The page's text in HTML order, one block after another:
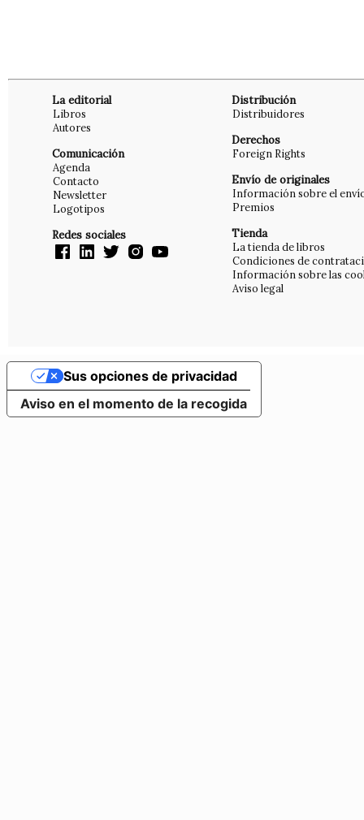
La editorial
Libros
Autores
Comunicación
Agenda
Contacto
Newsletter
Logotipos
Redes sociales
Distribución
Distribuidores
Derechos
Foreign Rights
Envío de originales
Información sobre el
Premios
Tienda
La tienda de libros
Condiciones de
Información sobre las
Aviso legal
Aviso en el momento de la recogida
Sus opciones de privacidad